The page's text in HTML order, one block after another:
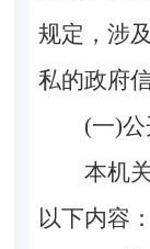
规定，涉
私的政府
(一)
本机
以下内容：